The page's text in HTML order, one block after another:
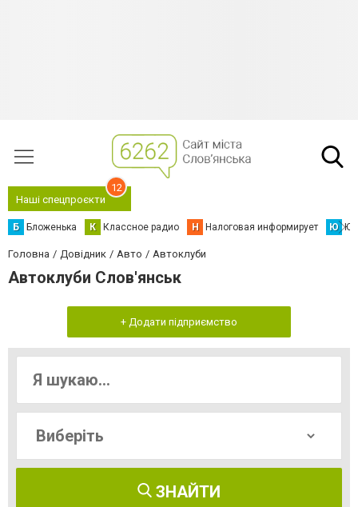
Наші спецпроєкти
12
Б Бложенька К Классное радио Н Налоговая информирует Ю
Головна Довідник Авто Автоклуби
Автоклуби Слов'янськ
+ Додати підприємство
ЗНАЙТИ